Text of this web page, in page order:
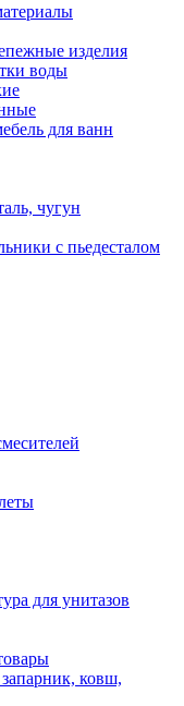
изделия
воды
для ванн
чугун
с пьедесталом
для унитазов
ковш,